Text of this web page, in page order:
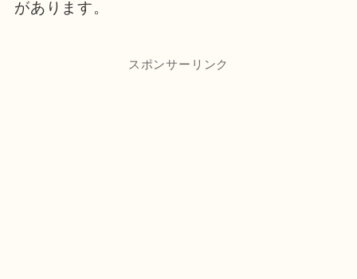
があります。
スポンサーリンク